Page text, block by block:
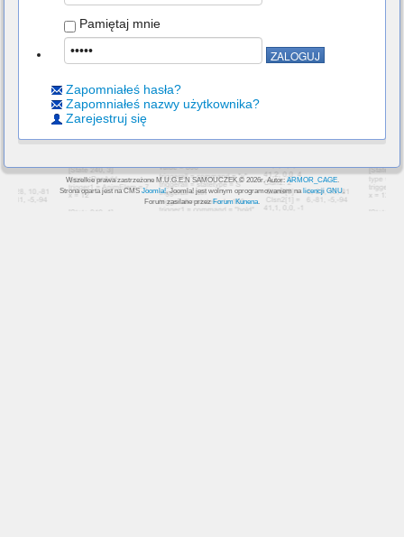
Pamiętaj mnie
Zapomniałeś hasła?
Zapomniałeś nazwy użytkownika?
Zarejestruj się
Wszelkie prawa zastrzeżone M.U.G.E.N SAMOUCZEK © 2026r. Autor: ARMOR_CAGE.
Strona oparta jest na CMS Joomla!, Joomla! jest wolnym oprogramowaniem na licencji GNU.
Forum zasilane przez Forum Kunena.